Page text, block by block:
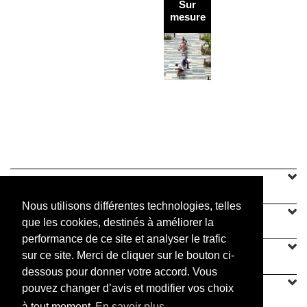
Nous utilisons différentes technologies, telles
que les cookies, destinés à améliorer la
performance de ce site et analyser le trafic
sur ce site. Merci de cliquer sur le bouton ci-
dessous pour donner votre accord. Vous
pouvez changer d’avis et modifier vos choix
Sur
mesure
NOTRE OFFRE
CONTACT